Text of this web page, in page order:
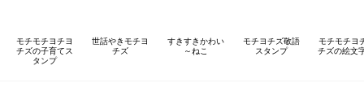
モチモチヨチヨ
チズの子育てス
タンプ
世話やきモチヨ
チズ
すきすきかわい
～ねこ
モチヨチズ敬語
スタンプ
モチモチヨ
チズの絵文